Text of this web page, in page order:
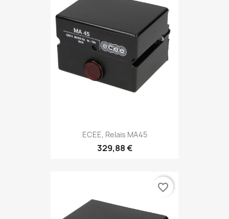
ECEE, Relais MA45
329,88 €
favorite_border